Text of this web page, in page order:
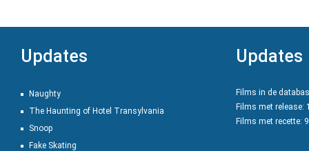
Updates
Naughty
The Haunting of Hotel Transylvania
Snoop
Fake Skating
Updates
Films in de
Films met release:
Films met recette: